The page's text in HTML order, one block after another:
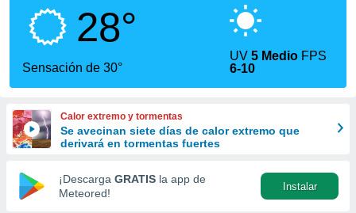
que se
calidad.
a este
las
y
forma
digital
basada
28°
Sensación de 30°
UV5 Medio FPS
6-10
Calor extremo y tormentas
Se avecinan siete días de calor extremo que
derivará en tormentas fuertes
¡Descarga GRATIS la app de
Meteored!
Instalar